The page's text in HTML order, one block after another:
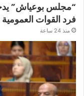
“مجلس بوعياش”
فرد القوات العمومية
منذ 24 ساعة